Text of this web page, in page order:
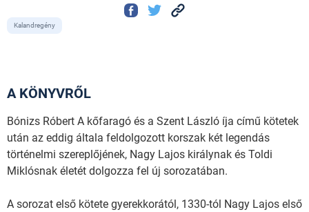
Kalandregény
A KÖNYVRŐL
Bónizs Róbert A kőfaragó és a Szent László íja című kötetek
után az eddig általa feldolgozott korszak két legendás
történelmi szereplőjének, Nagy Lajos királynak és Toldi
Miklósnak életét dolgozza fel új sorozatában.
A sorozat első kötete gyerekkorától, 1330-tól Nagy Lajos első